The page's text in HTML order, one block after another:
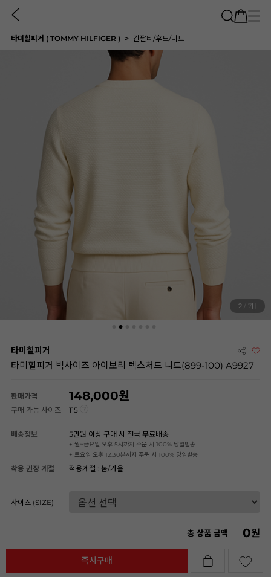
타미힐피거 ( TOMMY HILFIGER ) 긴팔티/후드/니트
2 / 7
타미힐피거
타미힐피거 빅사이즈 아이보리 텍스처드 니트(899-100) A9927
판매가격 148,000
구매 가능 사이즈 115
배송정보 5만원 이상 구매 시 전국 무료배송
+ 월~금요일 오후 5시까지 주문 시 100% 당일발송
+ 토요일 오후 12:30분까지 주문 시 100% 당일발송
착용 권장 계절 적용계절 : 봄/가을
사이즈 (SIZE)
총 상품 금액 0원
즉시구매